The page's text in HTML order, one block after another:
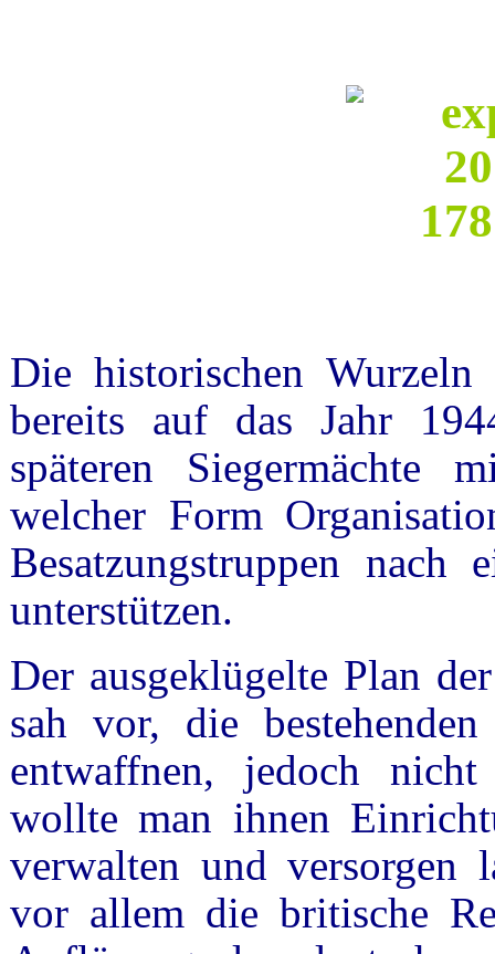
Die historischen
bereits auf das Jahr
späteren Siegermächte
welcher Form
Besatzungstruppen nach
unterstützen.
Der ausgeklügelte Plan
sah vor, die
entwaffnen, jedoch
wollte man ihnen
verwalten und versorgen
vor allem die britische